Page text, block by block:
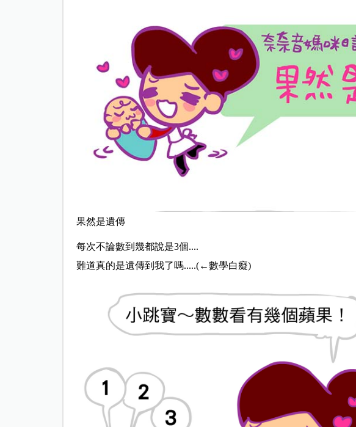
果然是遺傳
每次不論數到幾都說是3個....
難道真的是遺傳到我了嗎.....(←數學白癡)